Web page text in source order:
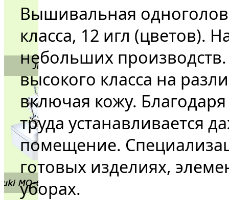
Вышивальная
класса, 12 игл (цветов).
небольших
высокого класса на
включая кожу.
труда устанавливается
помещение.
готовых изделиях,
уборах.